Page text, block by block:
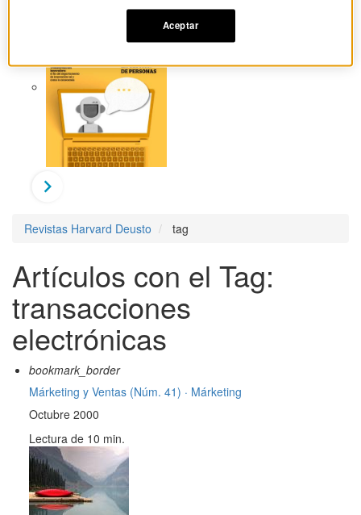
Revistas Harvard Deusto tag
Artículos con el Tag:
transacciones
electrónicas
bookmark_border
Márketing y Ventas (Núm. 41) · Márketing
Octubre 2000
Lectura de 10 min.
Aceptar